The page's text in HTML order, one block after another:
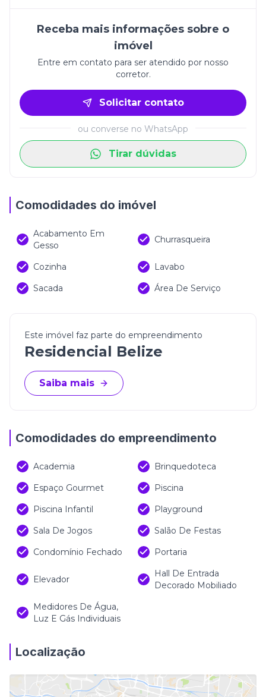
Receba mais informações sobre o
imóvel
Entre em contato para ser atendido por nosso
corretor.
Solicitar contato
ou converse no WhatsApp
Tirar dúvidas
Comodidades do imóvel
Acabamento Em
Gesso
Churrasqueira
Cozinha
Lavabo
Sacada
Área De Serviço
Este imóvel faz parte do empreendimento
Residencial Belize
Saiba mais
Comodidades do empreendimento
Academia
Brinquedoteca
Espaço Gourmet
Piscina
Piscina Infantil
Playground
Sala De Jogos
Salão De Festas
Condomínio Fechado
Portaria
Elevador
Hall De Entrada
Decorado Mobiliado
Medidores De Água,
Luz E Gás Individuais
Localização